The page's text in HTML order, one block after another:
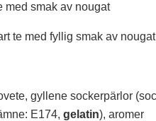
med smak av nougat
te med fyllig smak av
gyllene sockerpärlor
E174, gelatin), aromer